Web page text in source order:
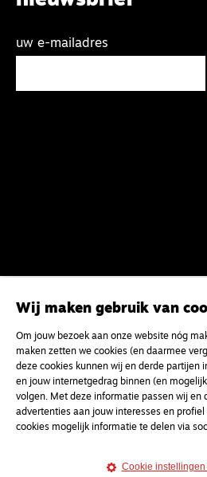
uw e-mailadres
MagazineOnderweg
Onderweg is een platform voor
en gesprek voor christenen
voor de Nederlandse
MagazineOnderweg
NL46 INGB 0117 5827 86
Wij maken gebruik van
Om jouw bezoek aan onze website nóg
maken zetten we cookies (en daarmee
deze cookies kunnen wij en derde partijen
en jouw internetgedrag binnen (en
volgen. Met deze informatie passen wij en
advertenties aan jouw interesses en
cookies mogelijk informatie te delen via
Cookie